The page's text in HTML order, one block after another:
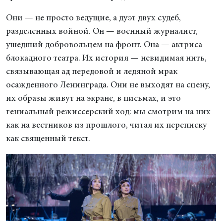
Они — не просто ведущие, а дуэт двух судеб,
разделенных войной. Он — военный журналист,
ушедший добровольцем на фронт. Она — актриса
блокадного театра. Их история — невидимая нить,
связывающая ад передовой и ледяной мрак
осажденного Ленинграда. Они не выходят на сцену,
их образы живут на экране, в письмах, и это
гениальный режиссерский ход: мы смотрим на них
как на вестников из прошлого, читая их переписку
как священный текст.